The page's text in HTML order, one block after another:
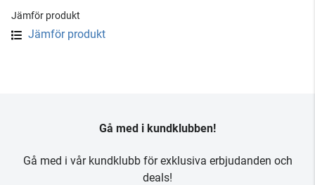
Jämför produkt
Jämför produkt
Gå med i kundklubben!
Gå med i vår kundklubb för exklusiva erbjudanden och
deals!